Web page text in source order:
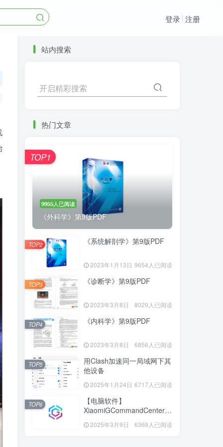
登录 注册
站内搜索
开启精彩搜索
热门文章
9955人已阅读
《外科学》第9版PDF
TOP1
《系统解剖学》第9版PDF
2023年1月13日 9654人已阅读
TOP2
《诊断学》第9版PDF
2023年3月8日 8029人已阅读
TOP3
《内科学》第9版PDF
2023年3月8日 6856人已阅读
TOP4
用Clash加速同一局域网下其
他设备
2025年1月24日 6717人已阅读
TOP5
【电脑软件】
XiaomiGCommandCenter—
小米G控制中心
2025年3月9日 6369人已阅读
TOP6